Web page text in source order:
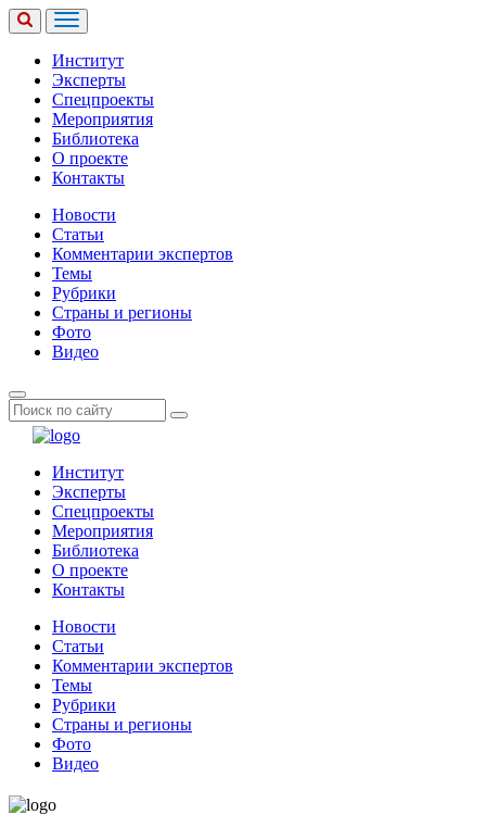
Институт
Эксперты
Спецпроекты
Мероприятия
Библиотека
О проекте
Контакты
Новости
Статьи
Комментарии экспертов
Темы
Рубрики
Страны и регионы
Фото
Видео
Институт
Эксперты
Спецпроекты
Мероприятия
Библиотека
О проекте
Контакты
Новости
Статьи
Комментарии экспертов
Темы
Рубрики
Страны и регионы
Фото
Видео